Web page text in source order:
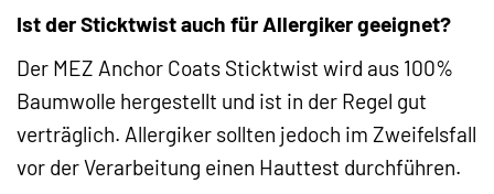
Ist der Sticktwist auch für Allergiker geeignet?
Der MEZ Anchor Coats Sticktwist wird aus 100%
Baumwolle hergestellt und ist in der Regel gut
verträglich. Allergiker sollten jedoch im Zweifelsfall
vor der Verarbeitung einen Hauttest durchführen.